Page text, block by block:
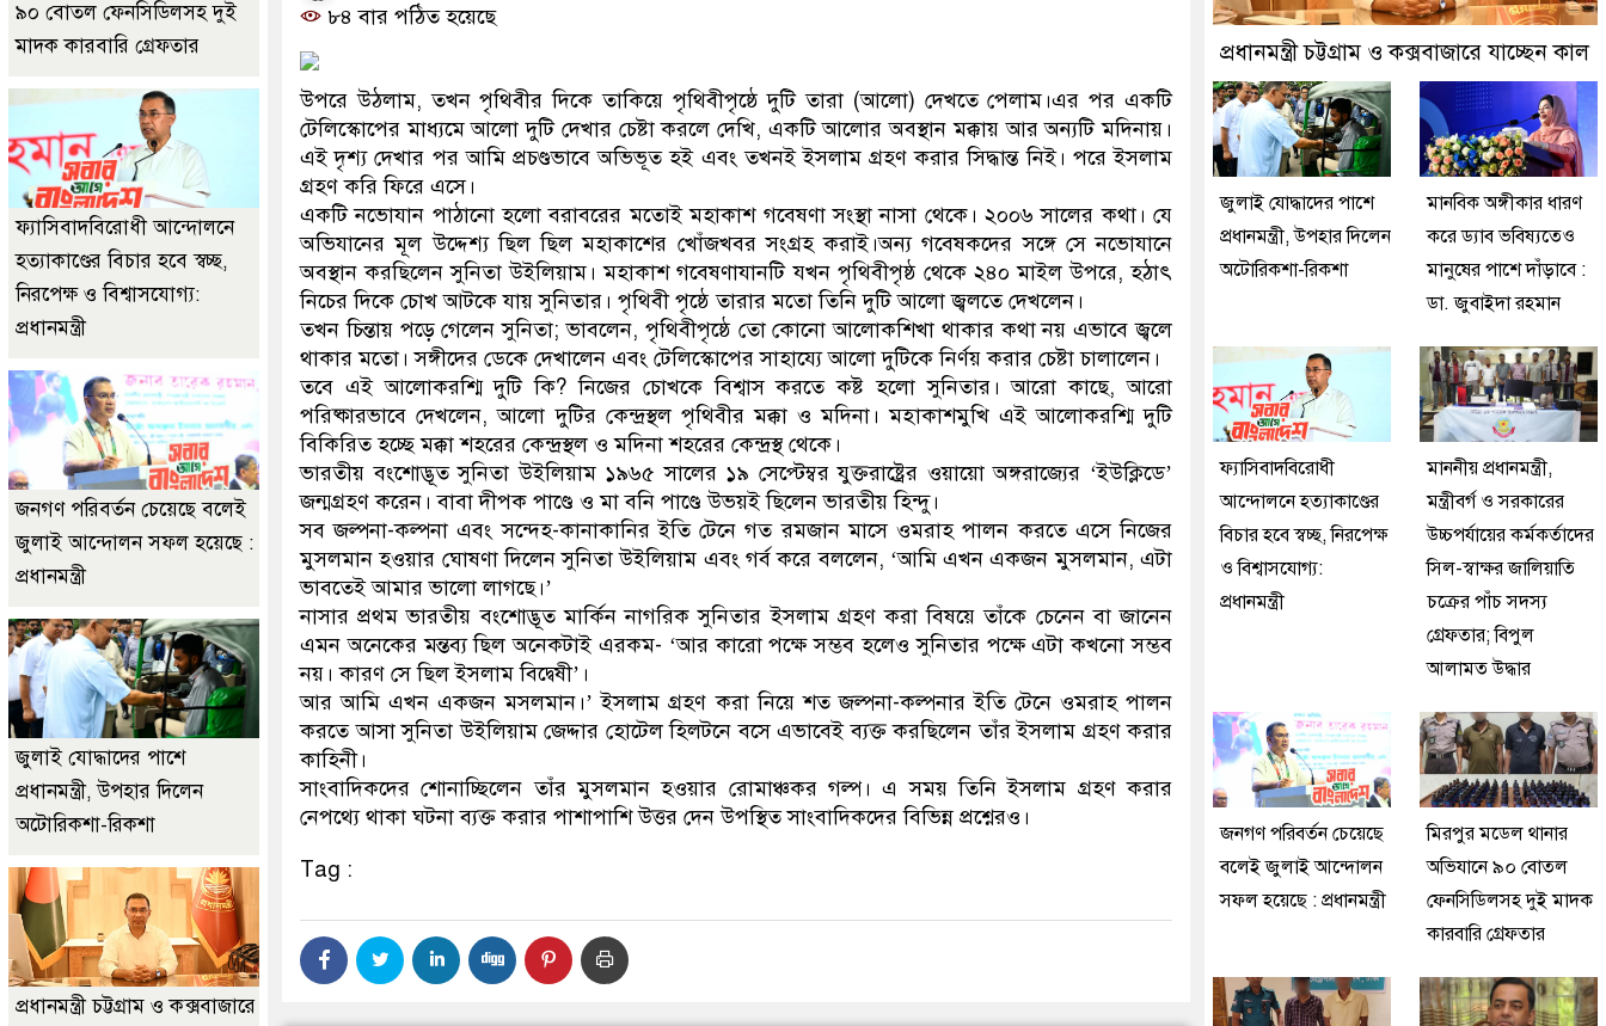
নেতৃত্ব ও গণতন্ত্রের মূর্তমান প্রতীক বেগম খালেদা জিয়া : তথ্যমন্ত্রী
৮৪ বার পঠিত হয়েছে
উপরে উঠলাম, তখন পৃথিবীর দিকে তাকিয়ে পৃথিবীপৃষ্ঠে দুটি তারা (আলো) দেখতে পেলাম।এর পর একটি
টেলিস্কোপের মাধ্যমে আলো দুটি দেখার চেষ্টা করলে দেখি, একটি আলোর অবস্থান মক্কায় আর অন্যটি মদিনায়।
এই দৃশ্য দেখার পর আমি প্রচণ্ডভাবে অভিভূত হই এবং তখনই ইসলাম গ্রহণ করার সিদ্ধান্ত নিই। পরে ইসলাম
গ্রহণ করি ফিরে এসে।
একটি নভোযান পাঠানো হলো বরাবরের মতোই মহাকাশ গবেষণা সংস্থা নাসা থেকে। ২০০৬ সালের কথা। যে
অভিযানের মূল উদ্দেশ্য ছিল ছিল মহাকাশের খোঁজখবর সংগ্রহ করাই।অন্য গবেষকদের সঙ্গে সে নভোযানে
অবস্থান করছিলেন সুনিতা উইলিয়াম। মহাকাশ গবেষণাযানটি যখন পৃথিবীপৃষ্ঠ থেকে ২৪০ মাইল উপরে, হঠাৎ
নিচের দিকে চোখ আটকে যায় সুনিতার। পৃথিবী পৃষ্ঠে তারার মতো তিনি দুটি আলো জ্বলতে দেখলেন।
তখন চিন্তায় পড়ে গেলেন সুনিতা; ভাবলেন, পৃথিবীপৃষ্ঠে তো কোনো আলোকশিখা থাকার কথা নয় এভাবে জ্বলে
থাকার মতো। সঙ্গীদের ডেকে দেখালেন এবং টেলিস্কোপের সাহায্যে আলো দুটিকে নির্ণয় করার চেষ্টা চালালেন।
তবে এই আলোকরশ্মি দুটি কি? নিজের চোখকে বিশ্বাস করতে কষ্ট হলো সুনিতার। আরো কাছে, আরো
পরিষ্কারভাবে দেখলেন, আলো দুটির কেন্দ্রস্থল পৃথিবীর মক্কা ও মদিনা। মহাকাশমুখি এই আলোকরশ্মি দুটি
বিকিরিত হচ্ছে মক্কা শহরের কেন্দ্রস্থল ও মদিনা শহরের কেন্দ্রস্থ থেকে।
ভারতীয় বংশোদ্ভূত সুনিতা উইলিয়াম ১৯৬৫ সালের ১৯ সেপ্টেম্বর যুক্তরাষ্ট্রের ওয়ায়ো অঙ্গরাজ্যের ‘ইউক্লিডে’
জন্মগ্রহণ করেন। বাবা দীপক পাণ্ডে ও মা বনি পাণ্ডে উভয়ই ছিলেন ভারতীয় হিন্দু।
সব জল্পনা-কল্পনা এবং সন্দেহ-কানাকানির ইতি টেনে গত রমজান মাসে ওমরাহ পালন করতে এসে নিজের
মুসলমান হওয়ার ঘোষণা দিলেন সুনিতা উইলিয়াম এবং গর্ব করে বললেন, ‘আমি এখন একজন মুসলমান, এটা
ভাবতেই আমার ভালো লাগছে।’
নাসার প্রথম ভারতীয় বংশোদ্ভূত মার্কিন নাগরিক সুনিতার ইসলাম গ্রহণ করা বিষয়ে তাঁকে চেনেন বা জানেন
এমন অনেকের মন্তব্য ছিল অনেকটাই এরকম- ‘আর কারো পক্ষে সম্ভব হলেও সুনিতার পক্ষে এটা কখনো সম্ভব
নয়। কারণ সে ছিল ইসলাম বিদ্বেষী’।
আর আমি এখন একজন মসলমান।’ ইসলাম গ্রহণ করা নিয়ে শত জল্পনা-কল্পনার ইতি টেনে ওমরাহ পালন
করতে আসা সুনিতা উইলিয়াম জেদ্দার হোটেল হিলটনে বসে এভাবেই ব্যক্ত করছিলেন তাঁর ইসলাম গ্রহণ করার
কাহিনী।
সাংবাদিকদের শোনাচ্ছিলেন তাঁর মুসলমান হওয়ার রোমাঞ্চকর গল্প। এ সময় তিনি ইসলাম গ্রহণ করার
নেপথ্যে থাকা ঘটনা ব্যক্ত করার পাশাপাশি উত্তর দেন উপস্থিত সাংবাদিকদের বিভিন্ন প্রশ্নেরও।
Tag :
৯০ বোতল ফেনসিডিলসহ দুই
মাদক কারবারি গ্রেফতার
ফ্যাসিবাদবিরোধী আন্দোলনে
হত্যাকাণ্ডের বিচার হবে স্বচ্ছ,
নিরপেক্ষ ও বিশ্বাসযোগ্য:
প্রধানমন্ত্রী
জনগণ পরিবর্তন চেয়েছে বলেই
জুলাই আন্দোলন সফল হয়েছে :
প্রধানমন্ত্রী
জুলাই যোদ্ধাদের পাশে
প্রধানমন্ত্রী, উপহার দিলেন
অটোরিকশা-রিকশা
প্রধানমন্ত্রী চট্টগ্রাম ও কক্সবাজারে
প্রধানমন্ত্রী চট্টগ্রাম ও কক্সবাজারে যাচ্ছেন কাল
জুলাই যোদ্ধাদের পাশে
প্রধানমন্ত্রী, উপহার দিলেন
অটোরিকশা-রিকশা
মানবিক অঙ্গীকার ধারণ
করে ড্যাব ভবিষ্যতেও
মানুষের পাশে দাঁড়াবে :
ডা. জুবাইদা রহমান
ফ্যাসিবাদবিরোধী
আন্দোলনে হত্যাকাণ্ডের
বিচার হবে স্বচ্ছ, নিরপেক্ষ
ও বিশ্বাসযোগ্য:
প্রধানমন্ত্রী
মাননীয় প্রধানমন্ত্রী,
মন্ত্রীবর্গ ও সরকারের
উচ্চপর্যায়ের কর্মকর্তাদের
সিল-স্বাক্ষর জালিয়াতি
চক্রের পাঁচ সদস্য
গ্রেফতার; বিপুল
আলামত উদ্ধার
জনগণ পরিবর্তন চেয়েছে
বলেই জুলাই আন্দোলন
সফল হয়েছে : প্রধানমন্ত্রী
মিরপুর মডেল থানার
অভিযানে ৯০ বোতল
ফেনসিডিলসহ দুই মাদক
কারবারি গ্রেফতার